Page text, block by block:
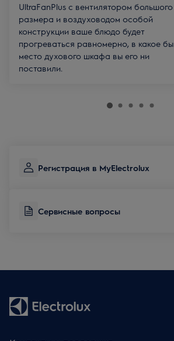
UltraFanPlus с вентилятором большого
размера и воздуховодом особой
конструкции ваше блюдо будет
прогреваться равномерно, в какое бы
место духового шкафа вы его ни
поставили.
Регистрация в MyElectrolux
Сервисные вопросы